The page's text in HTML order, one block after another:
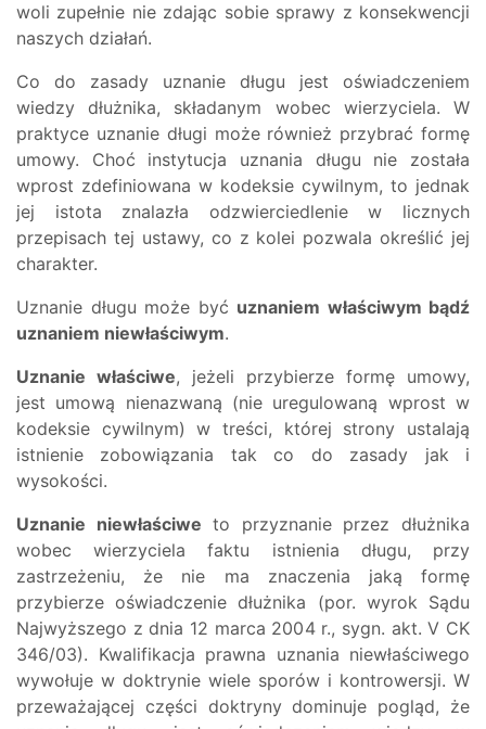
woli zupełnie nie zdając sobie sprawy z konsekwencji
naszych działań.
Co do zasady uznanie długu jest oświadczeniem
wiedzy dłużnika, składanym wobec wierzyciela. W
praktyce uznanie długi może również przybrać formę
umowy. Choć instytucja uznania długu nie została
wprost zdefiniowana w kodeksie cywilnym, to jednak
jej istota znalazła odzwierciedlenie w licznych
przepisach tej ustawy, co z kolei pozwala określić jej
charakter.
Uznanie długu może być uznaniem właściwym bądź
uznaniem niewłaściwym.
Uznanie właściwe, jeżeli przybierze formę umowy,
jest umową nienazwaną (nie uregulowaną wprost w
kodeksie cywilnym) w treści, której strony ustalają
istnienie zobowiązania tak co do zasady jak i
wysokości.
Uznanie niewłaściwe to przyznanie przez dłużnika
wobec wierzyciela faktu istnienia długu, przy
zastrzeżeniu, że nie ma znaczenia jaką formę
przybierze oświadczenie dłużnika (por. wyrok Sądu
Najwyższego z dnia 12 marca 2004 r., sygn. akt. V CK
346/03). Kwalifikacja prawna uznania niewłaściwego
wywołuje w doktrynie wiele sporów i kontrowersji. W
przeważającej części doktryny dominuje pogląd, że